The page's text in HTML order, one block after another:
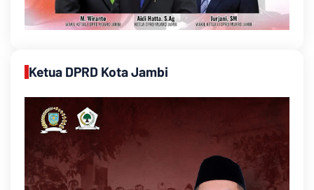
Ketua DPRD Kota Jambi